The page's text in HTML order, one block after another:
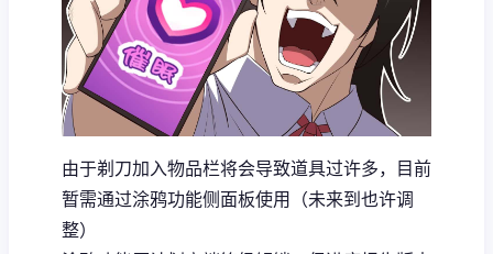
由于剃刀加入物品栏将会导致道具过许多，目前
暂需通过涂鸦功能侧面板使用（未来到也许调
整）